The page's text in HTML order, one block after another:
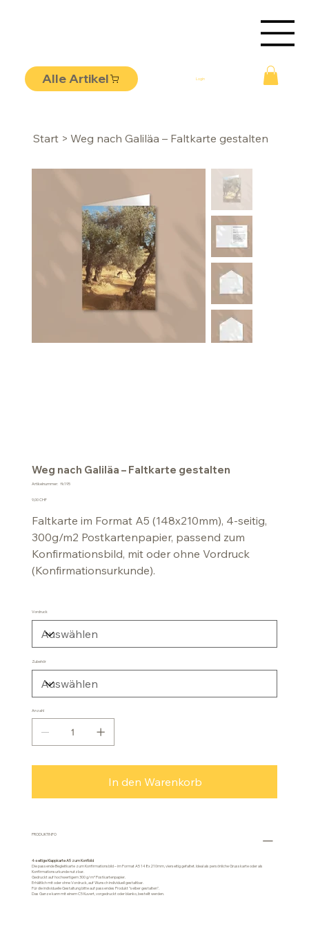
Alle Artikel Login
Start > Weg nach Galiläa – Faltkarte gestalten
Weg nach Galiläa – Faltkarte gestalten
Artikelnummer:
Artikelnummer:
fk195
Preis
9,00 CHF
Faltkarte im Format A5 (148x210mm), 4-seitig,
300g/m2 Postkartenpapier, passend zum
Konfirmationsbild, mit oder ohne Vordruck
(Konfirmationsurkunde).
Vordruck
Zubehör
Anzahl
In den Warenkorb
PRODUKTINFO
4-seitige Klappkarte A5 zum Konfbild
Die passende Begleitkarte zum Konfirmationsbild – im Format A5 148x210mm, vierseitig gefaltet. Ideal als persönliche Grusskarte oder als
Konfirmationsurkunde nutzbar.
Gedruckt auf hochwertigem 300 g/m² Postkartenpapier.
Erhältlich mit oder ohne Vordruck, auf Wunsch individuell gestaltbar.
Für die individuelle Gestaltung bitte auf passendes Produkt "selber gestalten".
Das Ganze kann mit einem C5 Kuvert, vorgedruckt oder blanko, bestellt werden.